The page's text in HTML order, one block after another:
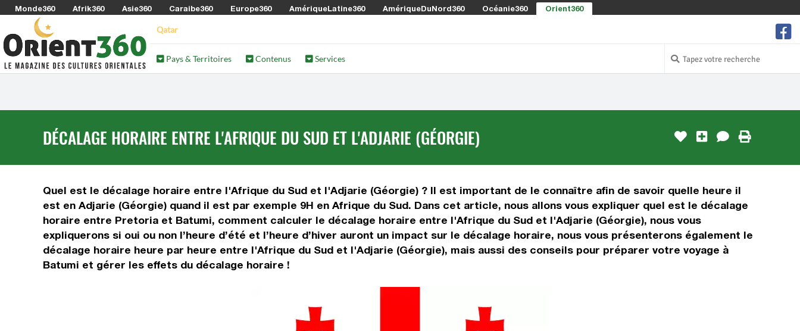
Monde360 Afrik360 Asie360 Caraibe360 Europe360 AmériqueLatine360 AmériqueDuNord360 Océanie360 Orient360
Qatar
Pays & Territoires Contenus Services
DÉCALAGE HORAIRE ENTRE L'AFRIQUE DU SUD ET L'ADJARIE (GÉORGIE)
Quel est le décalage horaire entre l'Afrique du Sud et l'Adjarie (Géorgie) ? Il est important de le connaître afin de savoir quelle heure il
est en Adjarie (Géorgie) quand il est par exemple 9H en Afrique du Sud. Dans cet article, nous allons vous expliquer quel est le décalage
horaire entre Pretoria et Batumi, comment calculer le décalage horaire entre l'Afrique du Sud et l'Adjarie (Géorgie), nous vous
expliquerons si oui ou non l’heure d’été et l’heure d’hiver auront un impact sur le décalage horaire, nous vous présenterons également le
décalage horaire heure par heure entre l'Afrique du Sud et l'Adjarie (Géorgie), mais aussi des conseils pour préparer votre voyage à
Batumi et gérer les effets du décalage horaire !